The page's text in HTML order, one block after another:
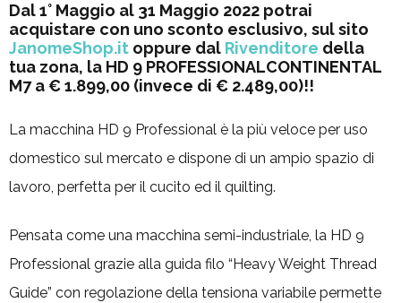
Dal 1° Maggio al 31 Maggio 2022 potrai
acquistare con uno sconto esclusivo, sul sito
JanomeShop.it oppure dal Rivenditore della
tua zona, la HD 9 PROFESSIONALCONTINENTAL
M7 a € 1.899,00 (invece di € 2.489,00)!!
La macchina HD 9 Professional è la più veloce per uso
domestico sul mercato e dispone di un ampio spazio di
lavoro, perfetta per il cucito ed il quilting.
Pensata come una macchina semi-industriale, la HD 9
Professional grazie alla guida filo “Heavy Weight Thread
Guide” con regolazione della tensiona variabile permette